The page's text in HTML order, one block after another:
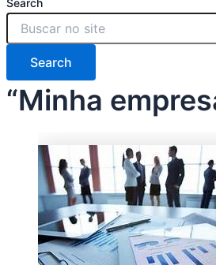
Search
Search
“Minha